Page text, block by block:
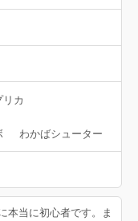
カ
わかばシューター
本当に初心者です。ま